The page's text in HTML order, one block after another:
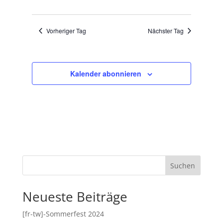
Vorheriger Tag Nächster Tag
Kalender abonnieren
Suchen
Neueste Beiträge
[fr-tw]-Sommerfest 2024